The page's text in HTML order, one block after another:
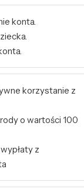
konta.
korzystanie z
o wartości 100
z